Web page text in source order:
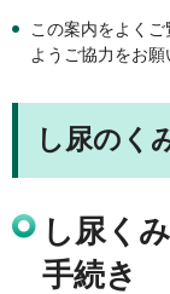
この案内をよく
ようご協力をお願
し尿のく
し尿く
手続き